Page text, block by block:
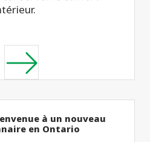
à un nouveau
en Ontario